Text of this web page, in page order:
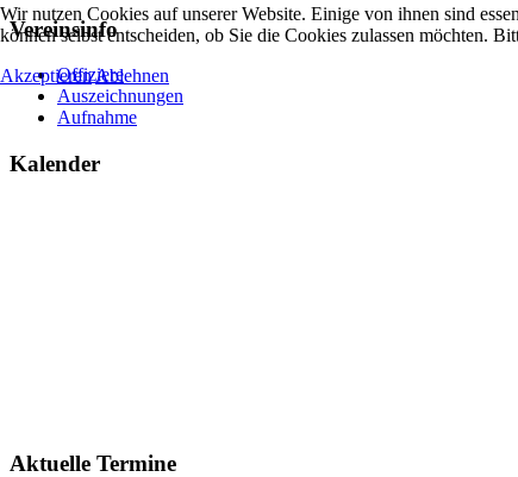
Vereinsinfo
Offiziere
Auszeichnungen
Aufnahme
Kalender
Aktuelle Termine
Wir nutzen Cookies auf unserer Website. Einige von ihnen sind
können selbst entscheiden, ob Sie die Cookies zulassen möchten.
AkzeptierenAblehnen